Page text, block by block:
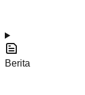
Berita